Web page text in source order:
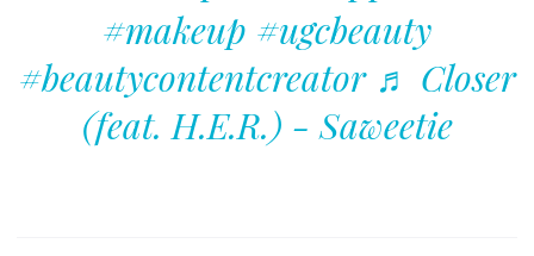
#makeup #ugcbeauty
#beautycontentcreator ♬ Closer
(feat. H.E.R.) - Saweetie